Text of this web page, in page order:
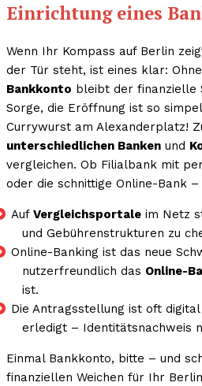
Einrichtung eines
Wenn Ihr Kompass auf Berlin
der Tür steht, ist eines klar:
Bankkonto bleibt der finanzielle
Sorge, die Eröffnung ist so
Currywurst am Alexanderplatz!
unterschiedlichen Banken und
vergleichen. Ob Filialbank mit
oder die schnittige Online-Bank
Auf Vergleichsportale im Netz
und Gebührenstrukturen zu
Online-Banking ist das neue
nutzerfreundlich das Online-
ist.
Die Antragsstellung ist oft
erledigt – Identitätsnachweis
Einmal Bankkonto, bitte – und
finanziellen Weichen für Ihr